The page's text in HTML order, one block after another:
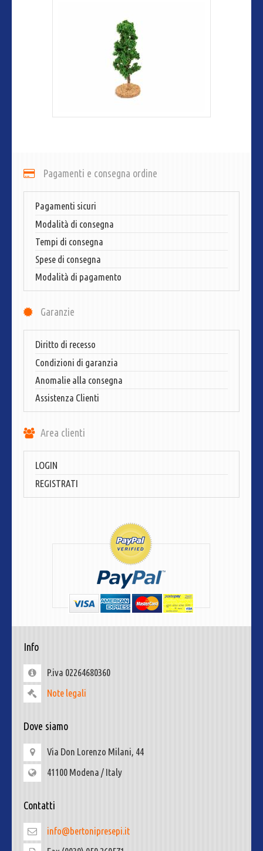
Pagamenti e consegna ordine
Pagamenti sicuri
Modalità di consegna
Tempi di consegna
Spese di consegna
Modalità di pagamento
Garanzie
Diritto di recesso
Condizioni di garanzia
Anomalie alla consegna
Assistenza Clienti
Area clienti
LOGIN
REGISTRATI
Info
P.iva 02264680360
Note legali
Dove siamo
Via Don Lorenzo Milani, 44
41100 Modena / Italy
Contatti
info@bertonipresepi.it